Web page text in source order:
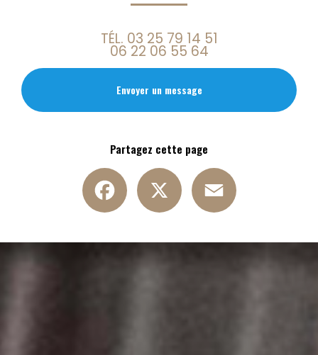
TÉL. 03 25 79 14 51
06 22 06 55 64
Envoyer un message
Partagez cette page
Facebook